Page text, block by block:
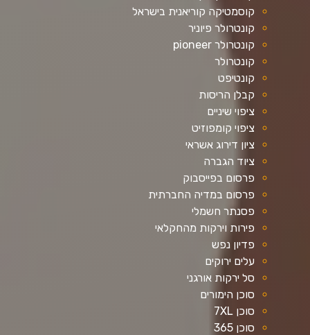
קוסמטיקה קוריאנית בישראל
קונטרולר פיוניר
קונטרולר pioneer
קונטרולר
קונטיפט
קבלן הריסות
ציפוי שיניים
ציפוי קומפוזיט
ציון דירוג אשראי
ציוד הגברה
פרסום בפייסבוק
פרסום במדיה החברתית
פסנתר חשמלי
פירות וירקות מהחקלאי
פדיון נפש
עלים ירוקים
סל ירקות אורגני
סוכן הימורים
סוכן 7XL
סוכן 365